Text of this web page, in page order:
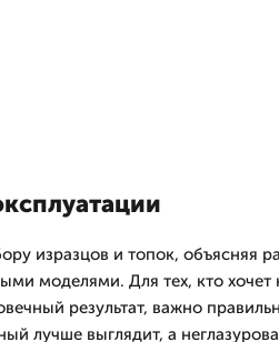
изразцов и топок, объясняя
моделями. Для тех, кто хочет
результат, важно
лучше выглядит, а